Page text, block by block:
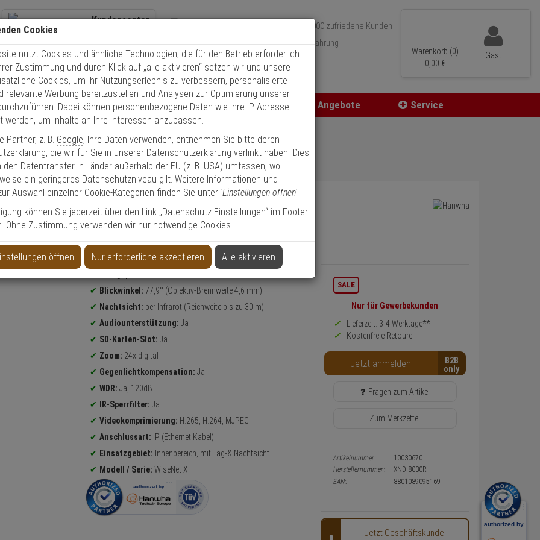
Kundencenter
Kontaktservice nutzen
Mo. - Do.: 8:00 - 16:30 Fr. 8:00 - 14:00 Uhr
Über 350.000 zufriedene Kunden
Über 15 Jahre Erfahrung
Schneller Versand
Warenkorb (0)
0, 00 €
Gast
Zutritt Einbruch Brand Angebote Service
5 Megapixel Artikel
T/N IR PoE IK08
Produktinformationen
Blickwinkel: 77,9° (Objektiv-Brennweite 4,6 mm)
Nachtsicht: per Infrarot (Reichweite bis zu 30 m)
Audiounterstützung: Ja
SD-Karten-Slot: Ja
Zoom: 24x digital
Gegenlichtkompensation: Ja
WDR: Ja, 120dB
IR-Sperrfilter: Ja
Videokomprimierung: H.265, H.264, MJPEG
Anschlussart: IP (Ethernet Kabel)
Einsatzgebiet: Innenbereich, mit Tag-& Nachtsicht
Modell / Serie: WiseNet X
Informationen
zurück
Preis,
Verfügbakeit
und
Warenkorb-
oder
Konfigurieren-
Button
SALE
Nur für Gewerbekunden
Lieferzeit: 3-4 Werktage**
Kostenfreie Retoure
Jetzt anmelden B2B
Fragen zum Artikel
Zum Merkzettel
Artikelnummer:
10030670
Herstellernummer:
XND-8030R
EAN:
8801089095169
Jetzt Geschäftskunde
Cookies
nutzt Cookies und ähnliche Technologien, die für den Betrieb erforderlich
Zustimmung und durch Klick auf „alle aktivieren“ setzen wir und unsere
Cookies, um Ihr Nutzungserlebnis zu verbessern, personalisierte
relevante Werbung bereitzustellen und Analysen zur Optimierung unserer
Dabei können personenbezogene Daten wie Ihre IP-Adresse
werden, um Inhalte an Ihre Interessen anzupassen.
Partner, z. B. Google, Ihre Daten verwenden, entnehmen Sie bitte deren
die wir für Sie in unserer Datenschutzerklärung verlinkt haben. Dies
den Datentransfer in Länder außerhalb der EU (z. B. USA) umfassen, wo
ein geringeres Datenschutzniveau gilt. Weitere Informationen und
Auswahl einzelner Cookie-Kategorien finden Sie unter 'Einstellungen öffnen'.
können Sie jederzeit über den Link „Datenschutz Einstellungen“ im Footer
Ohne Zustimmung verwenden wir nur notwendige Cookies.
öffnen Nur erforderliche akzeptieren Alle aktivieren